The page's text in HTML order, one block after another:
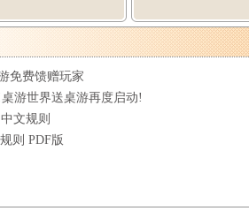
免费馈赠玩家
游世界送桌游再度启动!
文规则
则 PDF版